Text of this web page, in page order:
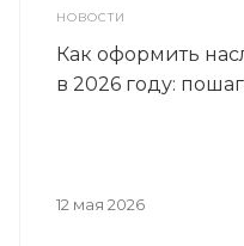
НОВОСТИ
Как оформить
в 2026 году:
12 мая 2026